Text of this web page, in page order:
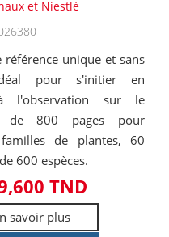
et Niestlé
référence unique et sans
pour s'initier en
l'observation sur le
de 800 pages pour
de plantes, 60
600 espèces.
TND
savoir plus